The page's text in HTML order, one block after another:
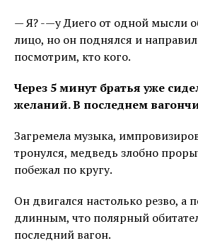
— Я? -—у Диего от одной мысли
лицо, но он поднялся и
посмотрим, кто кого.
Через 5 минут братья уже
желаний. В последнем
Загремела музыка,
тронулся, медведь злобно
побежал по кругу.
Он двигался настолько резво, а
длинным, что полярный
последний вагон.